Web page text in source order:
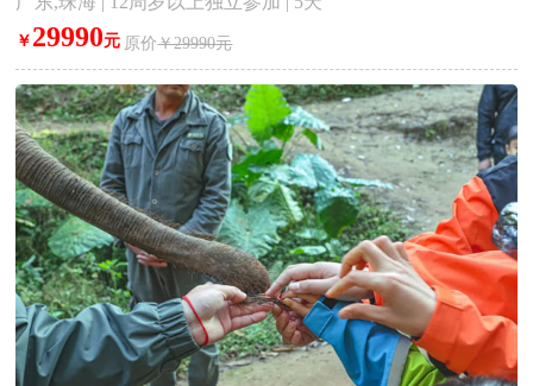
￥ 29990元 原价￥29990元